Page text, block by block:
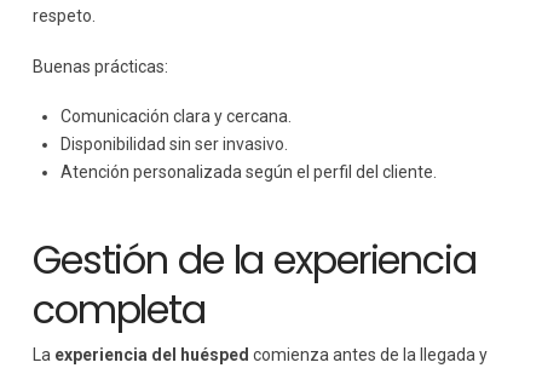
respeto.
Buenas prácticas:
Comunicación clara y cercana.
Disponibilidad sin ser invasivo.
Atención personalizada según el perfil del cliente.
Gestión de la experiencia
completa
La experiencia del huésped comienza antes de la llegada y